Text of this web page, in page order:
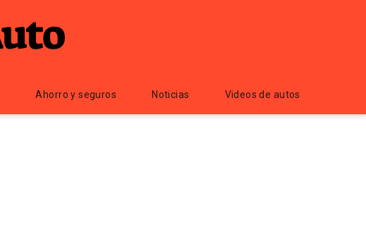
Ahorro y seguros Noticias Videos de autos